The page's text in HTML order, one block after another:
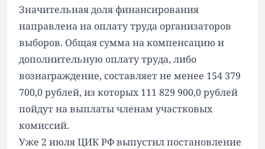
Значительная доля финансирования
направлена на оплату труда организаторов
выборов. Общая сумма на компенсацию и
дополнительную оплату труда, либо
вознаграждение, составляет не менее 154 379
700,0 рублей, из которых 111 829 900,0 рублей
пойдут на выплаты членам участковых
комиссий.
Уже 2 июля ЦИК РФ выпустил постановление